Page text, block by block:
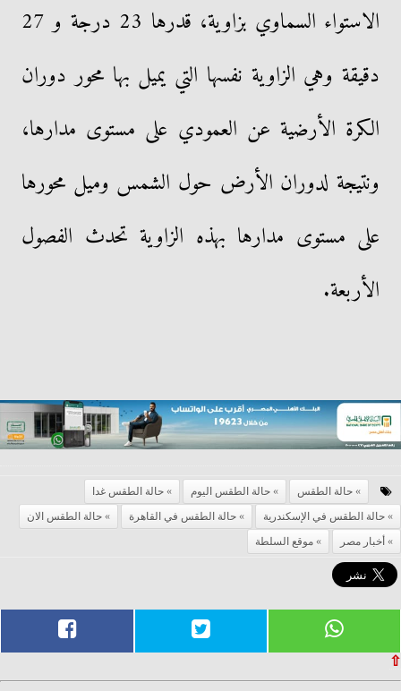
الاستواء السماوي بزاوية، قدرها 23 درجة و 27
دقيقة وهي الزاوية نفسها التي يميل بها محور دوران
الكرة الأرضية عن العمودي على مستوى مدارها،
ونتيجة لدوران الأرض حول الشمس وميل محورها
على مستوى مدارها بهذه الزاوية تحدث الفصول
الأربعة.
حالة الطقس حالة الطقس اليوم
حالة الطقس غدا
حالة الطقس في الإسكندرية
حالة الطقس في القاهرة
حالة الطقس الان
أخبار مصر
موقع السلطة
⇧